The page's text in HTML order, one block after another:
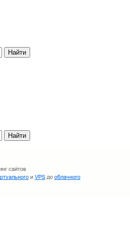
Найти
Найти